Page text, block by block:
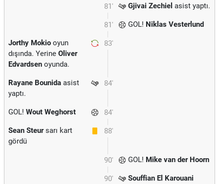
81' Gjivai Zechiel asist yaptı.
81' GOL! Niklas Vesterlund
83'
Jorthy Mokio oyun
dışında. Yerine Oliver
Edvardsen oyunda.
84'
Rayane Bounida asist
yaptı.
84'
GOL! Wout Weghorst
88'
Sean Steursarı kart
gördü
90' GOL! Mike van der Hoorn
90'
Souffian El Karouani